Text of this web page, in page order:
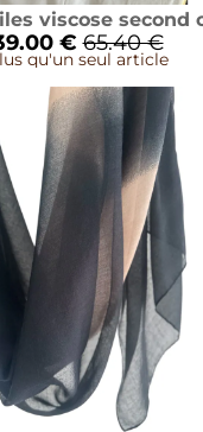
viscose second
€ 65.40 €
qu'un seul article